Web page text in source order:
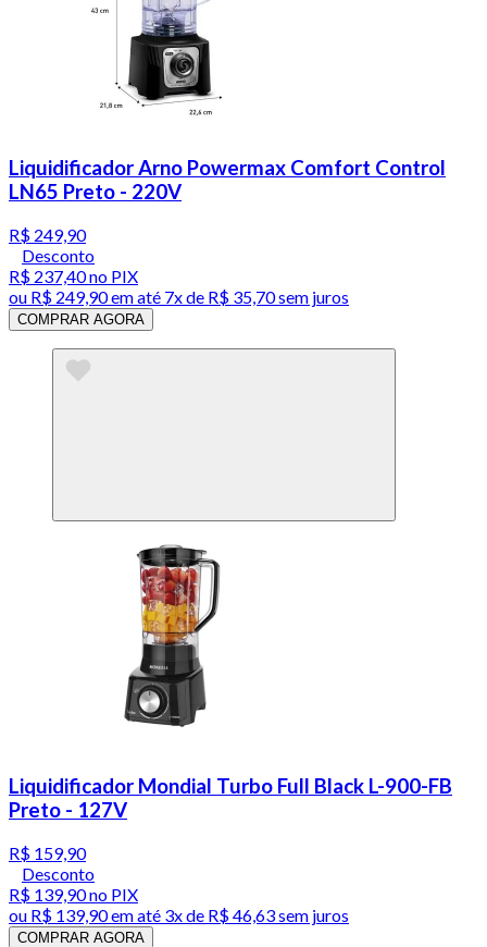
Liquidificador Arno Powermax Comfort Control
LN65 Preto - 220V
R$ 249,90
Desconto
R$ 237,40no PIX
ou R$ 249,90em até 7x de R$ 35,70 sem juros
COMPRAR AGORA
Liquidificador Mondial Turbo Full Black L-900-FB
Preto - 127V
R$ 159,90
Desconto
R$ 139,90no PIX
ou R$ 139,90em até 3x de R$ 46,63 sem juros
COMPRAR AGORA